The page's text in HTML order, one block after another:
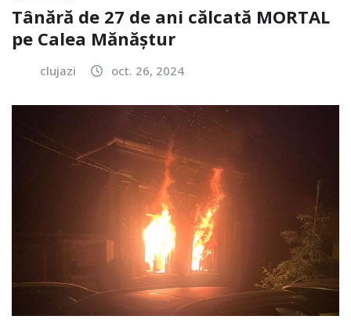
Tânără de 27 de ani călcată MORTAL
pe Calea Mănăștur
clujazi oct. 26, 2024